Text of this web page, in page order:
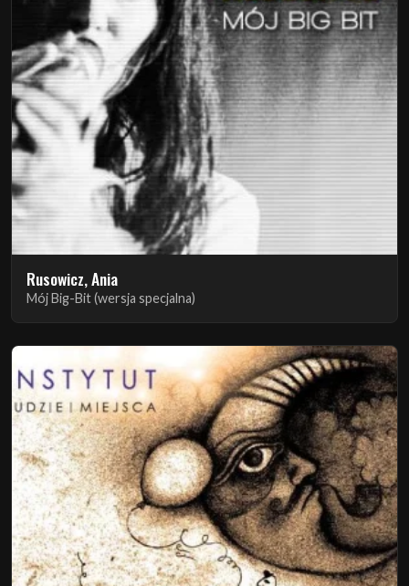
Rusowicz, Ania
Mój Big-Bit (wersja specjalna)